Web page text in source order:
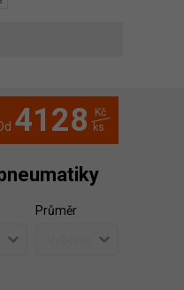
4128
Kč
ks
Průměr